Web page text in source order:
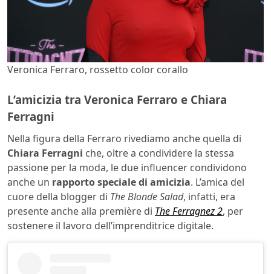
Veronica Ferraro, rossetto color corallo
L’amicizia tra Veronica Ferraro e Chiara
Ferragni
Nella figura della Ferraro rivediamo anche quella di
Chiara Ferragni che, oltre a condividere la stessa
passione per la moda, le due influencer condividono
anche un rapporto speciale di amicizia. L’amica del
cuore della blogger di The Blonde Salad, infatti, era
presente anche alla première di The Ferragnez 2, per
sostenere il lavoro dell’imprenditrice digitale.